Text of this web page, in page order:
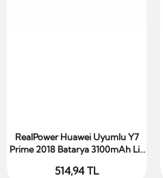
Sepete Ekle
RealPower Huawei Uyumlu Y7
Prime 2018 Batarya 3100mAh Li-
514,94 TL